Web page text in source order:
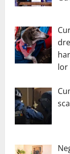
lor